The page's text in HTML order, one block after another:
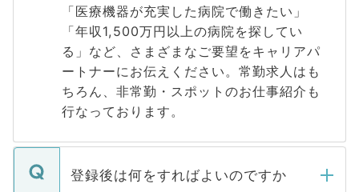
「医療機器が充実した病院で働きたい」
「年収1,500万円以上の病院を探してい
る」など、さまざまなご要望をキャリアパ
ートナーにお伝えください。常勤求人はも
ちろん、非常勤・スポットのお仕事紹介も
行なっております。
登録後は何をすればよいのですか